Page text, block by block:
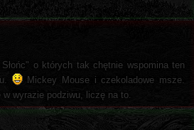
Słońc" o których tak chętnie wspomina ten
Mickey Mouse i czekoladowe msze.
w wyrazie podziwu, liczę na to.